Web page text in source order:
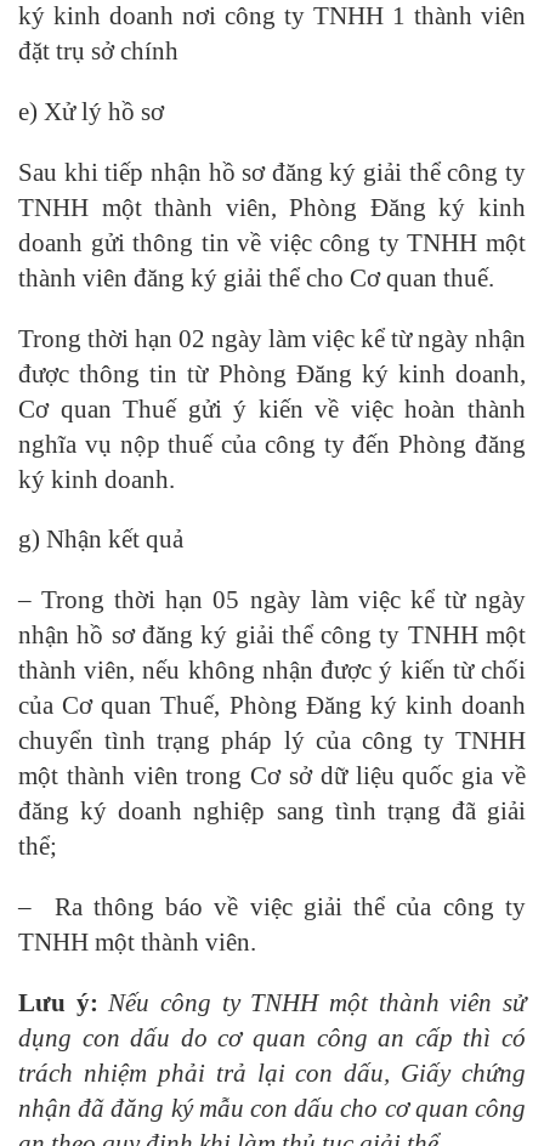
ký kinh doanh nơi công ty TNHH 1 thành viên
đặt trụ sở chính
e) Xử lý hồ sơ
Sau khi tiếp nhận hồ sơ đăng ký giải thể công ty
TNHH một thành viên, Phòng Đăng ký kinh
doanh gửi thông tin về việc công ty TNHH một
thành viên đăng ký giải thể cho Cơ quan thuế.
Trong thời hạn 02 ngày làm việc kể từ ngày nhận
được thông tin từ Phòng Đăng ký kinh doanh,
Cơ quan Thuế gửi ý kiến về việc hoàn thành
nghĩa vụ nộp thuế của công ty đến Phòng đăng
ký kinh doanh.
g) Nhận kết quả
– Trong thời hạn 05 ngày làm việc kể từ ngày
nhận hồ sơ đăng ký giải thể công ty TNHH một
thành viên, nếu không nhận được ý kiến từ chối
của Cơ quan Thuế, Phòng Đăng ký kinh doanh
chuyển tình trạng pháp lý của công ty TNHH
một thành viên trong Cơ sở dữ liệu quốc gia về
đăng ký doanh nghiệp sang tình trạng đã giải
thể;
– Ra thông báo về việc giải thể của công ty
TNHH một thành viên.
Lưu ý: Nếu công ty TNHH một thành viên sử
dụng con dấu do cơ quan công an cấp thì có
trách nhiệm phải trả lại con dấu, Giấy chứng
nhận đã đăng ký mẫu con dấu cho cơ quan công